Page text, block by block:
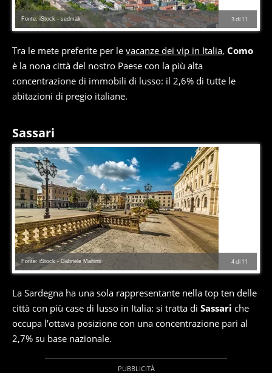
3di 11
Fonte: iStock - sedmak
Tra le mete preferite per le vacanze dei vip in Italia, Como
è la nona città del nostro Paese con la più alta
concentrazione di immobili di lusso: il 2,6% di tutte le
abitazioni di pregio italiane.
Sassari
4di 11
Fonte: iStock - Gabriele Maltinti
La Sardegna ha una sola rappresentante nella top ten delle
città con più case di lusso in Italia: si tratta di Sassari che
occupa l'ottava posizione con una concentrazione pari al
2,7% su base nazionale.